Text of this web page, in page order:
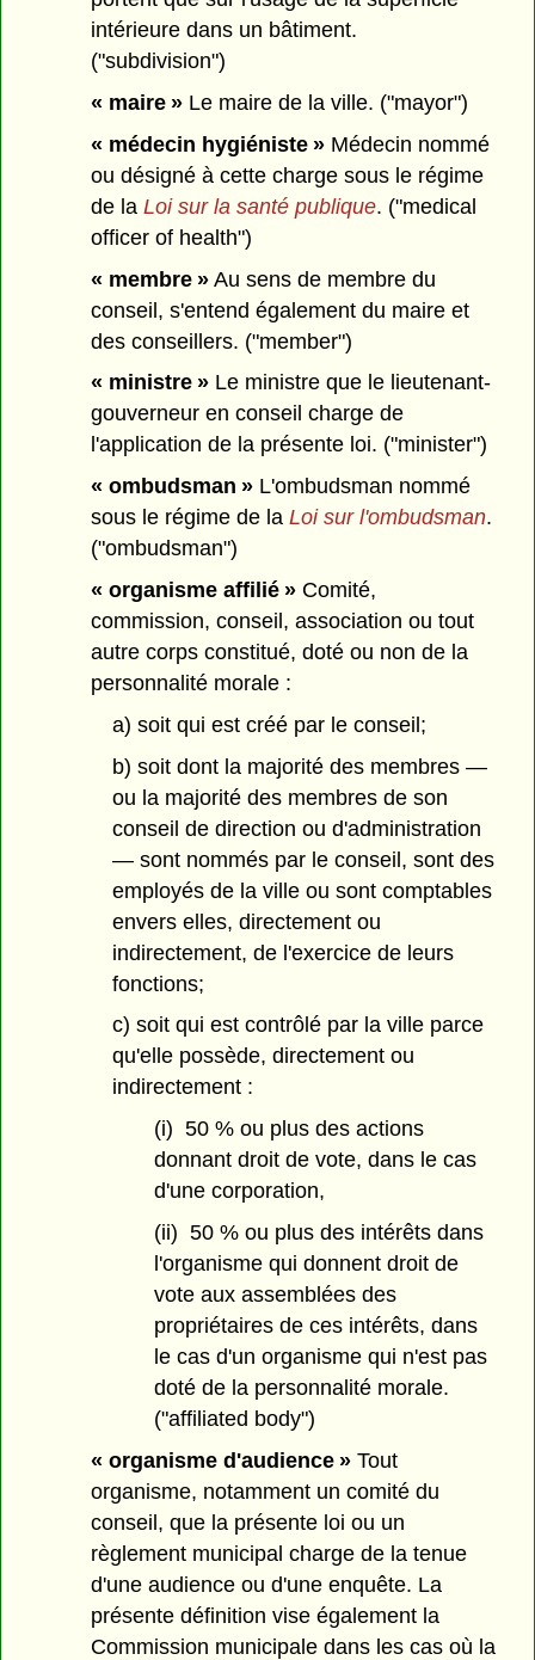
intérieure dans un bâtiment.
("subdivision")
« maire » Le maire de la ville. ("mayor")
« médecin hygiéniste » Médecin nommé
ou désigné à cette charge sous le régime
de laLoi sur la santé publique. ("medical
officer of health")
« membre » Au sens de membre du
conseil, s'entend également du maire et
des conseillers. ("member")
« ministre » Le ministre que le lieutenant-
gouverneur en conseil charge de
l'application de la présente loi. ("minister")
« ombudsman » L'ombudsman nommé
sous le régime de laLoi sur l'ombudsman.
("ombudsman")
« organisme affilié » Comité,
commission, conseil, association ou tout
autre corps constitué, doté ou non de la
personnalité morale :
a) soit qui est créé par le conseil;
b) soit dont la majorité des membres —
ou la majorité des membres de son
conseil de direction ou d'administration
— sont nommés par le conseil, sont des
employés de la ville ou sont comptables
envers elles, directement ou
indirectement, de l'exercice de leurs
fonctions;
c) soit qui est contrôlé par la ville parce
qu'elle possède, directement ou
indirectement :
(i) 50 % ou plus des actions
donnant droit de vote, dans le cas
d'une corporation,
(ii) 50 % ou plus des intérêts dans
l'organisme qui donnent droit de
vote aux assemblées des
propriétaires de ces intérêts, dans
le cas d'un organisme qui n'est pas
doté de la personnalité morale.
("affiliated body")
« organisme d'audience » Tout
organisme, notamment un comité du
conseil, que la présente loi ou un
règlement municipal charge de la tenue
d'une audience ou d'une enquête. La
présente définition vise également la
Commission municipale dans les cas où la